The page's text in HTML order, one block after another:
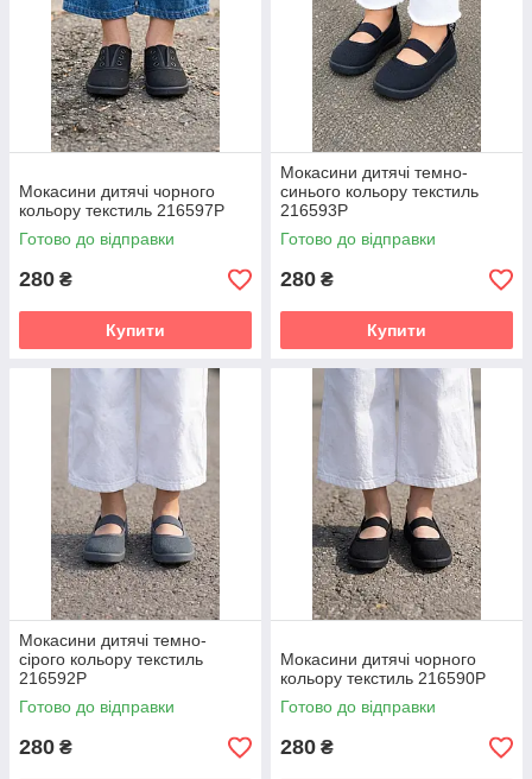
Мокасини дитячі чорного
кольору текстиль 216597P
Готово до відправки
280 ₴
Купити
Мокасини дитячі темно-
синього кольору текстиль
216593P
Готово до відправки
280 ₴
Купити
Мокасини дитячі темно-
сірого кольору текстиль
216592P
Готово до відправки
280 ₴
Мокасини дитячі чорного
кольору текстиль 216590P
Готово до відправки
280 ₴